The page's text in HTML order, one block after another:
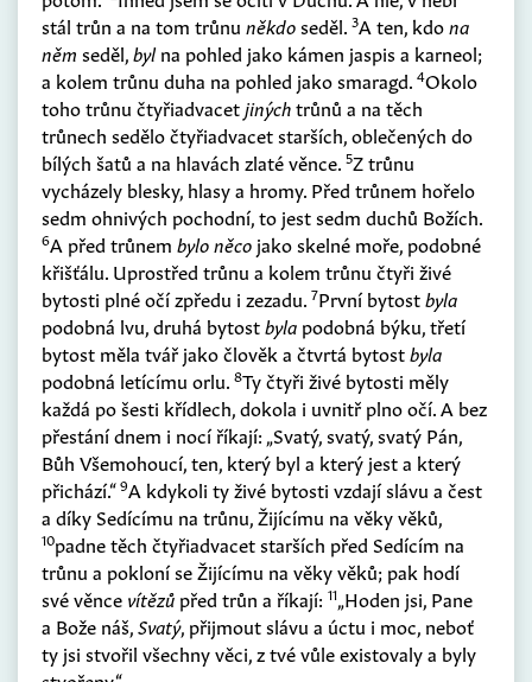
stál trůn a na tom trůnu někdoseděl. 3A ten, kdona
něm seděl,bylna pohled jako kámen jaspis a karneol;
a kolem trůnu duha na pohled jako smaragd. 4Okolo
toho trůnu čtyřiadvacetjinýchtrůnů a na těch
trůnech sedělo čtyřiadvacet starších, oblečených do
bílých šatů a na hlavách zlaté věnce. 5Z trůnu
vycházely blesky, hlasy a hromy. Před trůnem hořelo
sedm ohnivých pochodní, to jest sedm duchů Božích.
6A před trůnem bylo něco jako skelné moře, podobné
křišťálu. Uprostřed trůnu a kolem trůnu čtyři živé
bytosti plné očí zpředu i zezadu. 7První bytostbyla
podobná lvu, druhá bytostbyla podobná býku, třetí
bytost měla tvář jako člověk a čtvrtá bytostbyla
podobná letícímu orlu. 8Ty čtyři živé bytosti měly
každá po šesti křídlech, dokola i uvnitř plno očí. A bez
přestání dnem i nocí říkají: „Svatý, svatý, svatý Pán,
Bůh Všemohoucí, ten, který byl a který jest a který
přichází.“9A kdykoli ty živé bytosti vzdají slávu a čest
a díky Sedícímu na trůnu, Žijícímu na věky věků,
10padne těch čtyřiadvacet starších před Sedícím na
trůnu a pokloní se Žijícímu na věky věků; pak hodí
své věnce vítězů před trůn a říkají: 11„Hoden jsi, Pane
a Bože náš,Svatý, přijmout slávu a úctu i moc, neboť
ty jsi stvořil všechny věci, z tvé vůle existovaly a byly